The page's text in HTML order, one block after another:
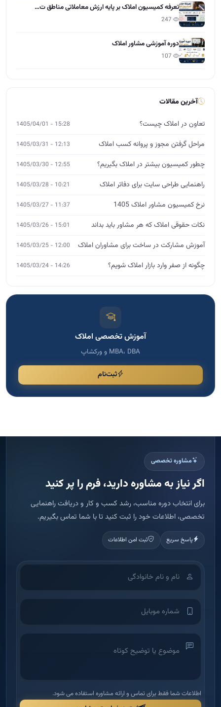
تعرفه کمیسیون املاک بر پایه ارزش معاملاتی مناطق ت…
دوره آموزشی مشاور املاک
آخرین مقالات
تعاون در املاک چیست؟ 15:28 - 1405/04/01
مراحل گرفتن مجوز و پروانه کسب املاک 12:13 - 1405/03/31
چطور کمیسیون بیشتر در املاک بگیریم؟ 12:55 - 1405/03/30
راهنمایی طراحی سایت برای دفاتر املاک 10:21 - 1405/03/28
نرخ کمیسیون مشاور املاک 1405 11:37 - 1405/03/27
نکات حقوقی املاک که هر مشاور باید بداند 15:01 - 1405/03/26
آموزش مشارکت در ساخت برای مشاوران املاک 12:00 - 1405/03/25
چگونه از صفر وارد بازار املاک شویم؟ 14:26 - 1405/03/24
آموزش تخصصی املاک
MBA، DBA و ورکشاپ
ثبت‌نام
مشاوره تخصصی
اگر نیاز به مشاوره دارید، فرم را پر کنید
برای انتخاب دوره مناسب، رشد کسب و کار و دریافت راهنمایی
تخصصی، اطلاعات خود را ثبت کنید تا با شما تماس بگیریم.
پاسخ سریع ثبت امن اطلاعات
اطلاعات شما فقط برای تماس و ارائه مشاوره استفاده می شود.